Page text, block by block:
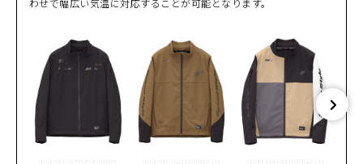
わせで幅広い気温に対応することが可能となります。